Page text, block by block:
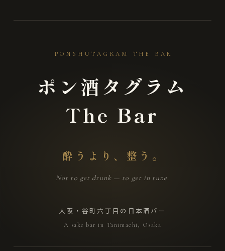
PONSHUTAGRAM THE BAR
ポン酒タグラム
The Bar
酔うより、整う。
Not to get drunk — to get in tune.
大阪・谷町六丁目の日本酒バー
A sake bar in Tanimachi, Osaka